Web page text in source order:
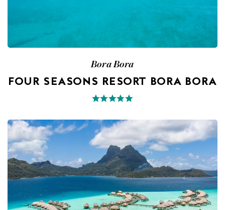
Bora Bora
FOUR SEASONS RESORT BORA BORA